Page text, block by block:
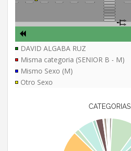
DAVID ALGABA RUZ
Misma categoria (SENIOR B - M)
Mismo Sexo (M)
Otro Sexo
CATEGORIAS